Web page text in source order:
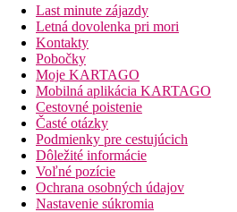
Vzdialenosti
200 m
Autobusová stanica
66,5 km
Vzdialenosť od najbližšieho letiska
50 m
Vzdialenosť k pláži
Pláž
Last minute zájazdy
Letná dovolenka pri mori
Kontakty
Pobočky
Moje KARTAGO
Mobilná aplikácia KARTAGO
Cestovné poistenie
Časté otázky
Podmienky pre cestujúcich
Dôležité informácie
Voľné pozície
Ochrana osobných údajov
Nastavenie súkromia